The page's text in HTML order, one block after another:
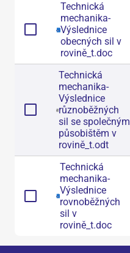
Technická
mechanika-
Výslednice
obecných sil v
rovině_t.doc
Technická
mechanika-
Výslednice
různoběžných
sil se společným
působištěm v
rovině_t.odt
Technická
mechanika-
Výslednice
rovnoběžných
sil v
rovině_t.doc